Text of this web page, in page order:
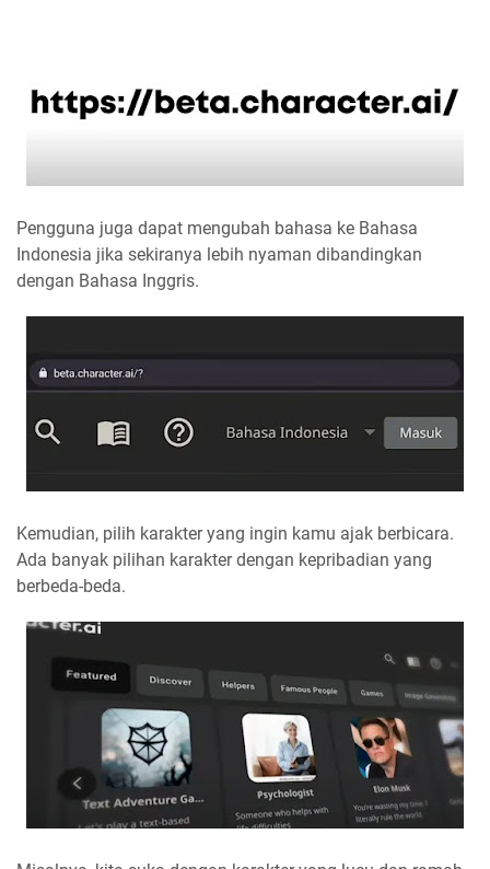
Pengguna juga dapat mengubah bahasa ke Bahasa
Indonesia jika sekiranya lebih nyaman dibandingkan
dengan Bahasa Inggris.
Kemudian, pilih karakter yang ingin kamu ajak berbicara.
Ada banyak pilihan karakter dengan kepribadian yang
berbeda-beda.